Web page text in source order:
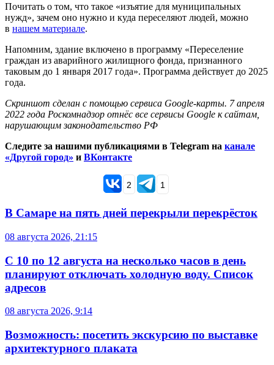
Почитать о том, что такое «изъятие для муниципальных
нужд», зачем оно нужно и куда переселяют людей, можно
в нашем материале.
Напомним, здание включено в программу «Переселение
граждан из аварийного жилищного фонда, признанного
таковым до 1 января 2017 года». Программа действует до 2025
года.
Скриншот сделан с помощью сервиса Google-карты. 7 апреля
2022 года Роскомнадзор отнёс все сервисы Google к сайтам,
нарушающим законодательство РФ
Следите за нашими публикациями в Telegram на канале
«Другой город» и ВКонтакте
2 1
В Самаре на пять дней перекрыли перекрёсток
08 августа 2026, 21:15
С 10 по 12 августа на несколько часов в день
планируют отключать холодную воду. Список
адресов
08 августа 2026, 9:14
Возможность: посетить экскурсию по выставке
архитектурного плаката